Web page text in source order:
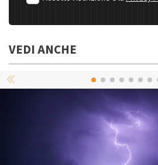
VEDI ANCHE